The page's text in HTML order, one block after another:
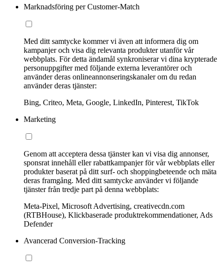
Marknadsföring per Customer-Match
Med ditt samtycke kommer vi även att informera dig om
kampanjer och visa dig relevanta produkter utanför vår
webbplats. För detta ändamål synkroniserar vi dina krypterade
personuppgifter med följande externa leverantörer och
använder deras onlineannonseringskanaler om du redan
använder deras tjänster:
Bing, Criteo, Meta, Google, LinkedIn, Pinterest, TikTok
Marketing
Genom att acceptera dessa tjänster kan vi visa dig annonser,
sponsrat innehåll eller rabattkampanjer för vår webbplats eller
produkter baserat på ditt surf- och shoppingbeteende och mäta
deras framgång. Med ditt samtycke använder vi följande
tjänster från tredje part på denna webbplats:
Meta-Pixel, Microsoft Advertising, creativecdn.com
(RTBHouse), Klickbaserade produktrekommendationer, Ads
Defender
Avancerad Conversion-Tracking